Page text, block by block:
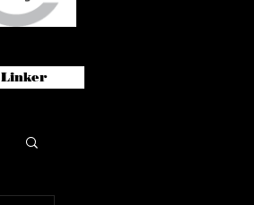
Linker